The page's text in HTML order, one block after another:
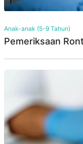
Anak-anak (5-9 Tahun)
Pemeriksaan